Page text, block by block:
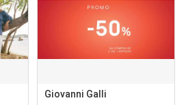
Giovanni Galli